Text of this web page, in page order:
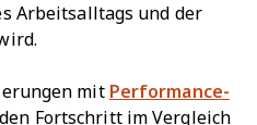
Arbeitsalltags und der
mit Performance-
Fortschritt im Vergleich